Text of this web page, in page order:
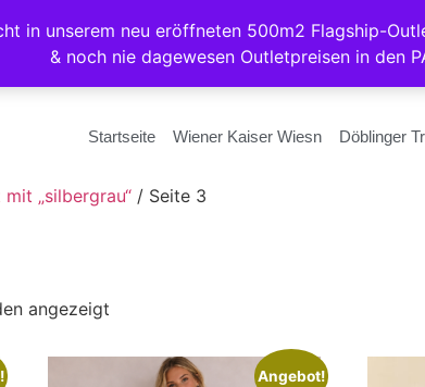
in unserem neu eröffneten 500m2 Flagship-
& noch nie dagewesen Outletpreisen in den
Startseite Wiener Kaiser Wiesn Döblinger
„silbergrau“ / Seite 3
angezeigt
Angebot!